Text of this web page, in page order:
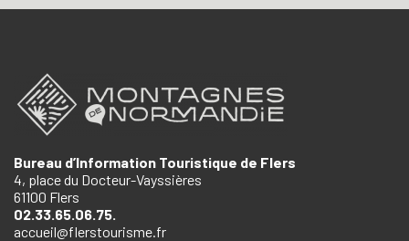
Bureau d’Information Touristique de Flers
4, place du Docteur-Vayssières
61100 Flers
02.33.65.06.75.
accueil@flerstourisme.fr